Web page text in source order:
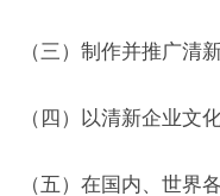
（三）制作并推广清
（四）以清新企业文
（五）在国内、世界